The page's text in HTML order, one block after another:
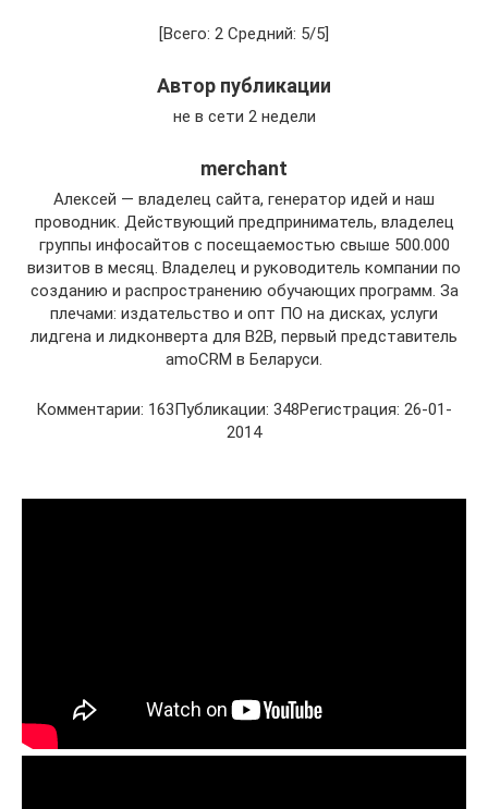
[Всего: 2 Средний: 5/5]
Автор публикации
не в сети 2 недели
merchant
Алексей — владелец сайта, генератор идей и наш
проводник. Действующий предприниматель, владелец
группы инфосайтов с посещаемостью свыше 500.000
визитов в месяц. Владелец и руководитель компании по
созданию и распространению обучающих программ. За
плечами: издательство и опт ПО на дисках, услуги
лидгена и лидконверта для В2В, первый представитель
amoCRM в Беларуси.
Комментарии: 163Публикации: 348Регистрация: 26-01-
2014